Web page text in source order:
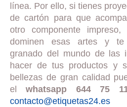
línea. Por ello, si tienes
de cartón para que
otro componente
dominen esas artes y
granado del mundo de las
hacer de tus productos y
bellezas de gran calidad
el
whatsapp 644 75
contacto@etiquetas24.es